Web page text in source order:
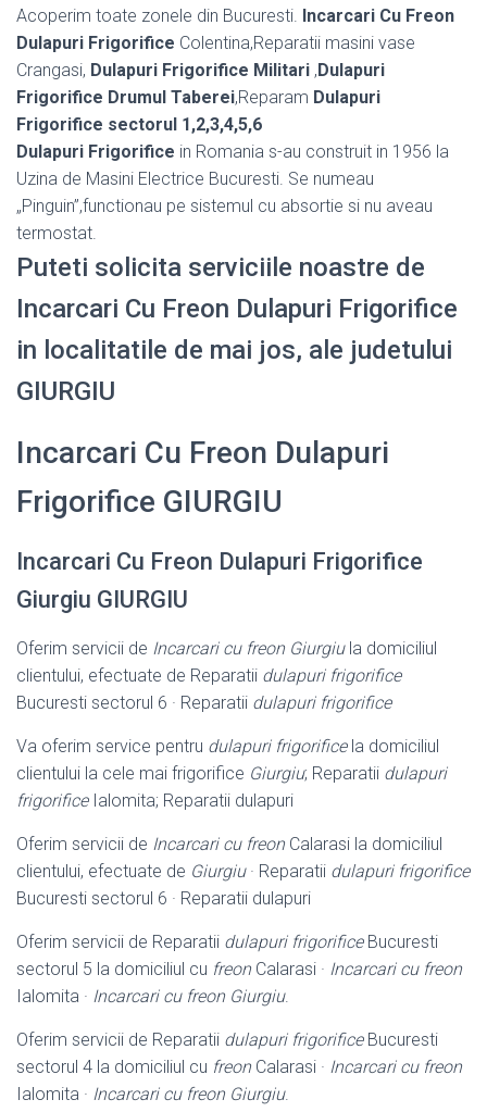
Acoperim toate zonele din Bucuresti. Incarcari Cu Freon
Dulapuri Frigorifice Colentina,Reparatii masini vase
Crangasi, Dulapuri Frigorifice Militari ,Dulapuri
Frigorifice Drumul Taberei,Reparam Dulapuri
Frigorifice sectorul 1,2,3,4,5,6
Dulapuri Frigorifice in Romania s-au construit in 1956 la
Uzina de Masini Electrice Bucuresti. Se numeau
„Pinguin”,functionau pe sistemul cu absortie si nu aveau
termostat.
Puteti solicita serviciile noastre de
Incarcari Cu Freon Dulapuri Frigorifice
in localitatile de mai jos, ale judetului
GIURGIU
Incarcari Cu Freon Dulapuri
Frigorifice GIURGIU
Incarcari Cu Freon Dulapuri Frigorifice
Giurgiu GIURGIU
Oferim servicii de Incarcari cu freon Giurgiula domiciliul
clientului, efectuate de Reparatii dulapuri frigorifice
Bucuresti sectorul 6 · Reparatii dulapuri frigorifice
Va oferim service pentru dulapuri frigorificela domiciliul
clientului la cele mai frigorifice Giurgiu; Reparatii dulapuri
frigorificeIalomita; Reparatii dulapuri
Oferim servicii de Incarcari cu freonCalarasi la domiciliul
clientului, efectuate de Giurgiu· Reparatii dulapuri frigorifice
Bucuresti sectorul 6 · Reparatii dulapuri
Oferim servicii de Reparatii dulapuri frigorificeBucuresti
sectorul 5 la domiciliul cu freonCalarasi · Incarcari cu freon
Ialomita · Incarcari cu freon Giurgiu.
Oferim servicii de Reparatii dulapuri frigorificeBucuresti
sectorul 4 la domiciliul cu freonCalarasi · Incarcari cu freon
Ialomita · Incarcari cu freon Giurgiu.